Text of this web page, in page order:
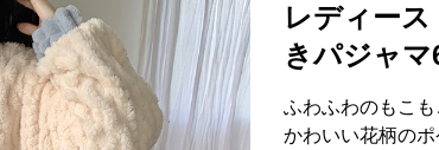
レディー
きパジャマ
ふわふわのもこ
かわいい花柄のポ